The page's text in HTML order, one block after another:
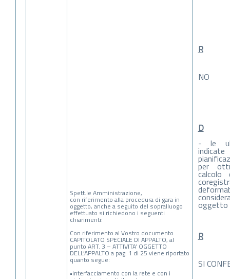
Spett.le Amministrazione,
con riferimento alla procedura di gara in
oggetto, anche a seguito del sopralluogo
effettuato si richiedono i seguenti
chiarimenti:
Con riferimento al Vostro documento
CAPITOLATO SPECIALE DI APPALTO, al
punto ART. 3 – ATTIVITA’ OGGETTO
DELL’APPALTO a pag. 1 di 25 viene riportato
quanto segue:
•interfacciamento con la rete e con i
R
NO
D
- le
per
calcolo
oggetto
R
SI